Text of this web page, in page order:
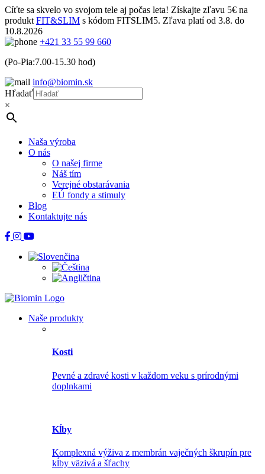
Cíťte sa skvelo vo svojom tele aj počas leta! Získajte zľavu 5€ na
produkt FIT&SLIM s kódom FITSLIM5. Zľava platí od 3.8. do
10.8.2026
+421 33 55 99 660
(Po-Pia:7.00-15.30 hod)
info@biomin.sk
Hľadať
×
Naša výroba
O nás
O našej firme
Náš tím
Verejné obstarávania
EÚ fondy a stimuly
Blog
Kontaktujte nás
Naše produkty
Kosti
Pevné a zdravé kosti v každom veku s prírodnými
doplnkami
Kĺby
Komplexná výživa z membrán vaječných škrupín pre
kĺby väzivá a šľachy